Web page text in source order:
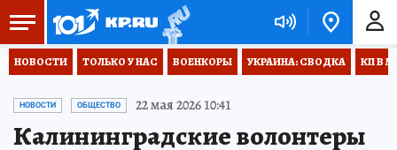
НОВОСТИ ТОЛЬКО У НАС ВОЕНКОРЫ УКРАИНА: СВОДКА КП В
НОВОСТИ ОБЩЕСТВО 22 мая 2026 10:41
Калининградские волонтеры